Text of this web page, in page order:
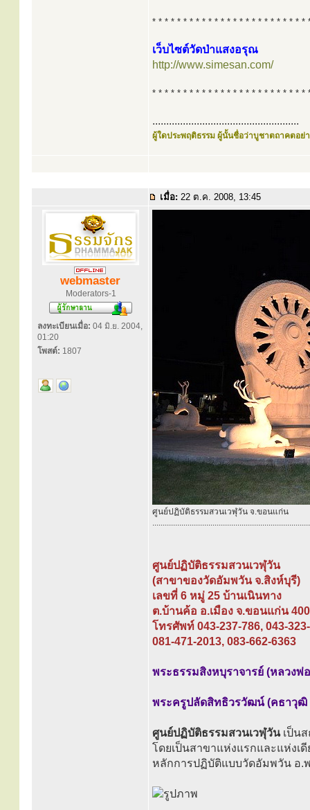
* * * * * * * * * * * * * * * * * * * * * * * * *
เว็บไซต์วัดป่าแสงอรุณ
http://www.simesan.com/
* * * * * * * * * * * * * * * * * * * * * * * * *
.....................................................
ผู้ใดประพฤติธรรม ผู้นั้นชื่อว่าบูชาตถาคตอย่า
เมื่อ: 22 ต.ค. 2008, 13:45
webmaster
Moderators-1
ลงทะเบียนเมื่อ: 04 มิ.ย. 2004,
01:20
โพสต์: 1807
ศูนย์ปฏิบัติธรรมสวนเวฬุวัน จ.ขอนแก่น
............................................................................
ศูนย์ปฏิบัติธรรมสวนเวฬุวัน
(สาขาของวัดอัมพวัน จ.สิงห์บุรี)
เลขที่ 6 หมู่ 25 บ้านเนินทาง
ต.บ้านค้อ อ.เมือง จ.ขอนแก่น
โทรศัพท์ 043-237-786, 043-
081-471-2013, 083-662-6363
พระธรรมสิงหบุราจารย์ (หลวง
พระครูปลัดสิทธิวรวัฒน์ (คธาวุฒิ
ศูนย์ปฏิบัติธรรมสวนเวฬุวันเป็นส
โดยเป็นสาขาแห่งแรกและแห่งเ
หลักการปฏิบัติแบบวัดอัมพวัน อ.